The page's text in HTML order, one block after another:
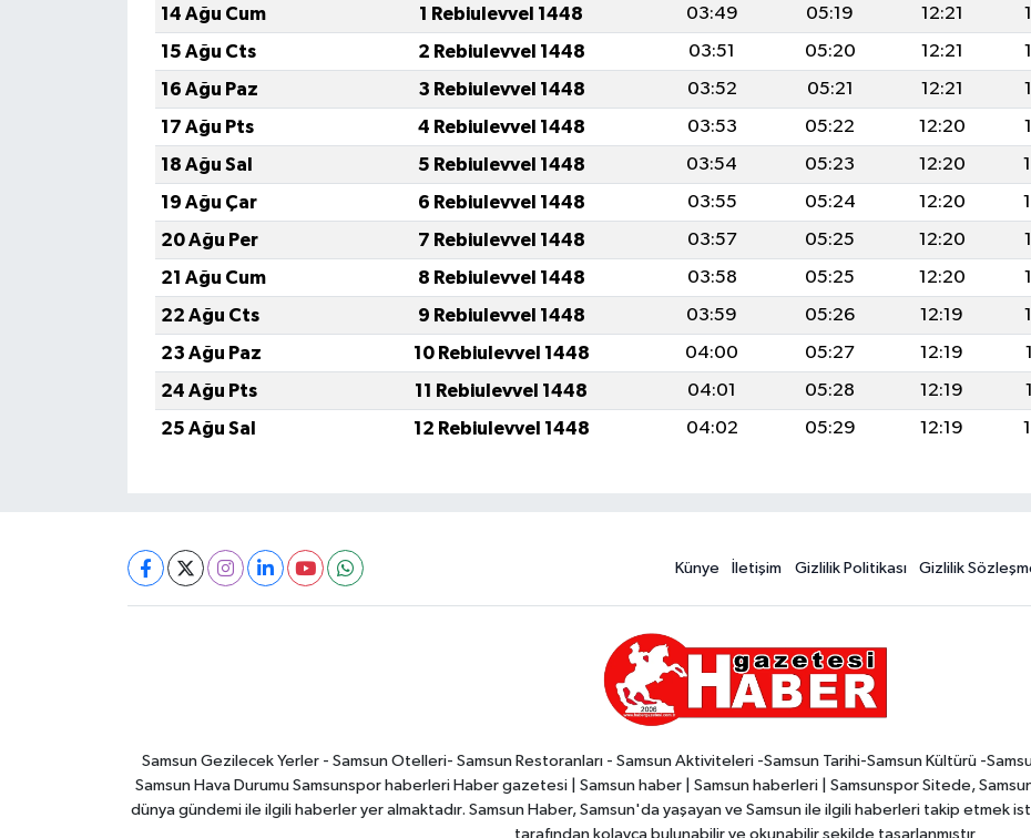
14 Ağu Cum
1 Rebiulevvel 1448 03:49 05:19 12:21
15 Ağu Cts
2 Rebiulevvel 1448 03:51 05:20 12:21
16 Ağu Paz
3 Rebiulevvel 1448 03:52 05:21 12:21
17 Ağu Pts
4 Rebiulevvel 1448 03:53 05:22 12:20
18 Ağu Sal
5 Rebiulevvel 1448 03:54 05:23 12:20
19 Ağu Çar
6 Rebiulevvel 1448 03:55 05:24 12:20
20 Ağu Per
7 Rebiulevvel 1448 03:57 05:25 12:20
21 Ağu Cum
8 Rebiulevvel 1448 03:58 05:25 12:20
22 Ağu Cts
9 Rebiulevvel 1448 03:59 05:26 12:19
23 Ağu Paz
10 Rebiulevvel 1448 04:00 05:27 12:19
24 Ağu Pts
11 Rebiulevvel 1448 04:01 05:28 12:19
25 Ağu Sal
12 Rebiulevvel 1448 04:02 05:29 12:19
Künye İletişim Gizlilik Politikası Gizlilik
Samsun Gezilecek Yerler - Samsun Otelleri- Samsun Restoranları - Samsun Aktiviteleri -Samsun Tarihi-Samsun Kültürü -
Samsun Hava Durumu Samsunspor haberleri Haber gazetesi | Samsun haber | Samsun haberleri | Samsunspor Sitede,
dünya gündemi ile ilgili haberler yer almaktadır. Samsun Haber, Samsun'da yaşayan ve Samsun ile ilgili haberleri takip etmek
tarafından kolayca bulunabilir ve okunabilir şekilde tasarlanmıştır